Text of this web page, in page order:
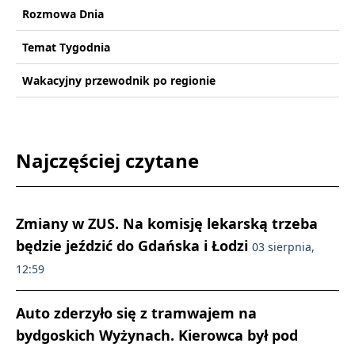
Rozmowa Dnia
Temat Tygodnia
Wakacyjny przewodnik po regionie
Najczęściej czytane
Zmiany w ZUS. Na komisję lekarską trzeba
będzie jeździć do Gdańska i Łodzi 03 sierpnia,
12:59
Auto zderzyło się z tramwajem na
bydgoskich Wyżynach. Kierowca był pod